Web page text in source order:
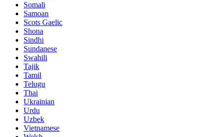
Somali
Samoan
Scots Gaelic
Shona
Sindhi
Sundanese
Swahili
Tajik
Tamil
Telugu
Thai
Ukrainian
Urdu
Uzbek
Vietnamese